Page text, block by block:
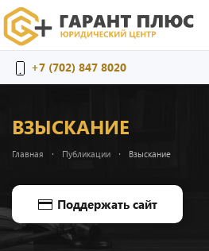
+7 (702) 847 8020
ВЗЫСКАНИЕ
Главная Публикации Взыскание
Поддержать сайт